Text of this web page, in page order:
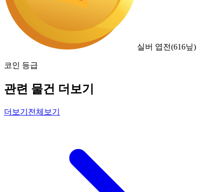
실버 엽전(616닢)
코인 등급
관련 물건 더보기
더보기 전체보기